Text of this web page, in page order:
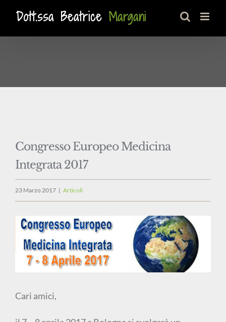
contenuto
Congresso Europeo Medicina
Integrata 2017
23 Marzo 2017 | Articoli
Ingrandisci
immagine
Cari amici,